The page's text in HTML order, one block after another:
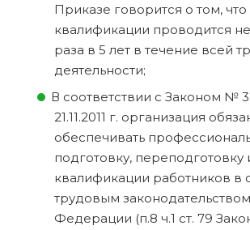
Приказе говорится о том,
квалификации проводится
раза в 5 лет в течение всей
деятельности;
В соответствии с Законом №
21.11.2011 г. организация
обеспечивать
подготовку,
квалификации работников в
трудовым
Федерации (п.8 ч.1 ст. 79